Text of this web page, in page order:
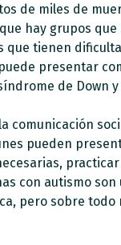
de miles de
hay grupos
que tienen
presentar
de Down
comunicación
pueden
con autismo
pero sobre